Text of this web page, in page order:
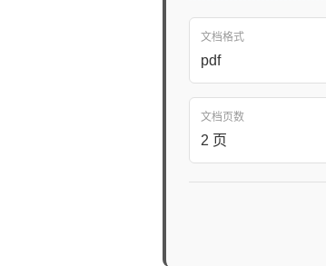
文档格式
pdf
文档页数
2 页